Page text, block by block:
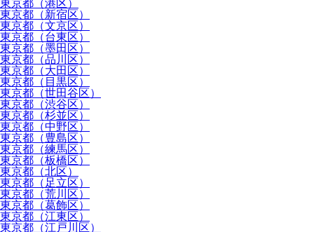
東京都（港区）
東京都（新宿区）
東京都（文京区）
東京都（台東区）
東京都（墨田区）
東京都（品川区）
東京都（大田区）
東京都（目黒区）
東京都（世田谷区）
東京都（渋谷区）
東京都（杉並区）
東京都（中野区）
東京都（豊島区）
東京都（練馬区）
東京都（板橋区）
東京都（北区）
東京都（足立区）
東京都（荒川区）
東京都（葛飾区）
東京都（江東区）
東京都（江戸川区）